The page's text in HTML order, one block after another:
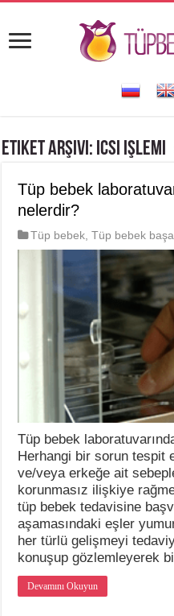
Etiket Arşivi: icsi işlemi
Tüp bebek
nelerdir?
Tüp bebek ,Tüp bebek
Tüp bebek
Herhangi bir sorun tespit
ve/veya erkeğe ait
korunmasız ilişkiye
tüp bebek tedavisine
aşamasındaki eşler
her türlü gelişmeyi
konuşup gözlemleyerek
Devamını Okuyun